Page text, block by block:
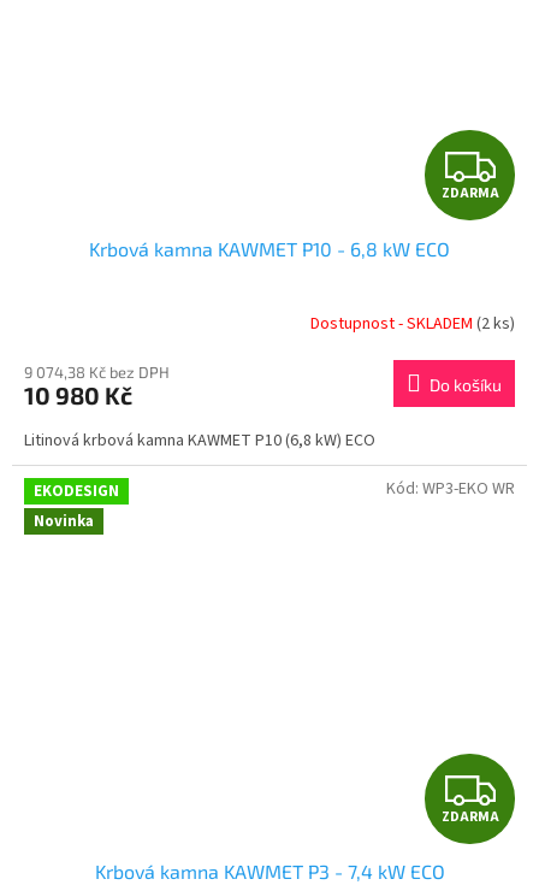
Z
D
R
M
A
ZDARMA
Krbová kamna KAWMET P10 - 6,8 kW ECO
Dostupnost - SKLADEM (2 ks)
9 074,38 Kč bez DPH
10 980 Kč Do košíku
Litinová krbová kamna KAWMET P10 (6,8 kW) ECO
EKODESIGN
Novinka
Z
D
ZDARMA
Krbová kamna KAWMET P3 - 7,4 kW ECO
Kód: WP3-EKO WR